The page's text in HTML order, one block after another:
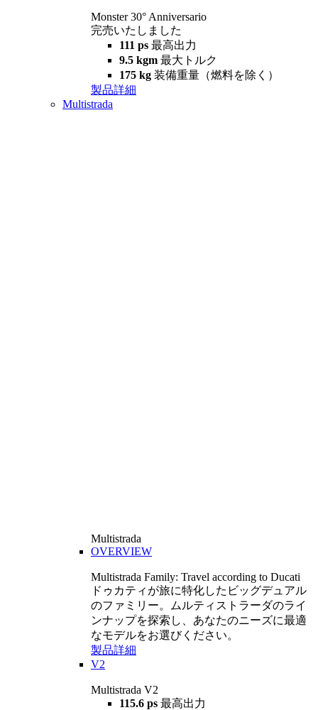
Monster 30° Anniversario
完売いたしました
111 ps 最高出力
9.5 kgm 最大トルク
175 kg 装備重量（燃料を除く）
製品詳細
Multistrada
Multistrada
OVERVIEW
Multistrada Family: Travel according to Ducati
ドゥカティが旅に特化したビッグデュアル
のファミリー。ムルティストラーダのライ
ンナップを探索し、あなたのニーズに最適
なモデルをお選びください。
製品詳細
V2
Multistrada V2
115.6 ps 最高出力